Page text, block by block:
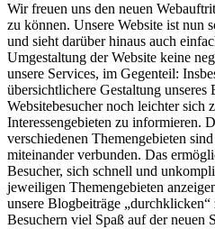
Wir freuen uns den neuen
zu können. Unsere Website ist nun
und sieht darüber hinaus auch
Umgestaltung der Website keine
unsere Services, im Gegenteil:
übersichtlichere Gestaltung unseres
Websitebesucher noch leichter sich
Interessengebieten zu informieren.
verschiedenen Themengebieten
miteinander verbunden. Das
Besucher, sich schnell und
jeweiligen Themengebieten
unsere Blogbeiträge
Besuchern viel Spaß auf der neuen